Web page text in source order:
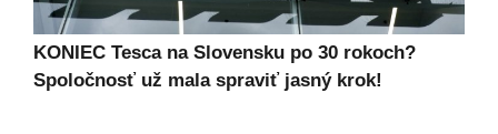
KONIEC Tesca na Slovensku po 30 rokoch?
Spoločnosť už mala spraviť jasný krok!